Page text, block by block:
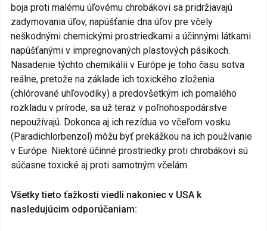
boja proti malému úľovému chrobákovi sa pridržiavajú
zadymovania úľov, napúšťanie dna úľov pre včely
neškodnými chemickými prostriedkami a účinnými látkami
napúšťanými v impregnovaných plastových pásikoch.
Nasadenie týchto chemikálii v Európe je toho času sotva
reálne, pretože na základe ich toxického zloženia
(chlórované uhľovodíky) a predovšetkým ich pomalého
rozkladu v prírode, sa už teraz v poľnohospodárstve
nepoužívajú. Dokonca aj ich rezídua vo včeľom vosku
(Paradichlorbenzol) môžu byť prekážkou na ich používanie
v Európe. Niektoré účinné prostriedky proti chrobákovi sú
súčasne toxické aj proti samotným včelám.
Všetky tieto ťažkosti viedli nakoniec v USA k
nasledujúcim odporúčaniam: